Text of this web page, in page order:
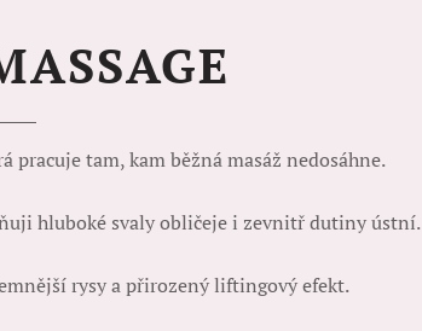
tam, kam běžná masáž nedosáhne.
hluboké svaly obličeje i zevnitř dutiny ústní.
rysy a přirozený liftingový efekt.